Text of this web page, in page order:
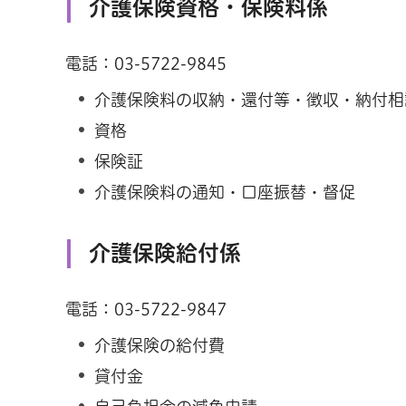
介護保険資格・保険料係
電話：03-5722-9845
介護保険料の収納・還付等・徴収・納付
資格
保険証
介護保険料の通知・口座振替・督促
介護保険給付係
電話：03-5722-9847
介護保険の給付費
貸付金